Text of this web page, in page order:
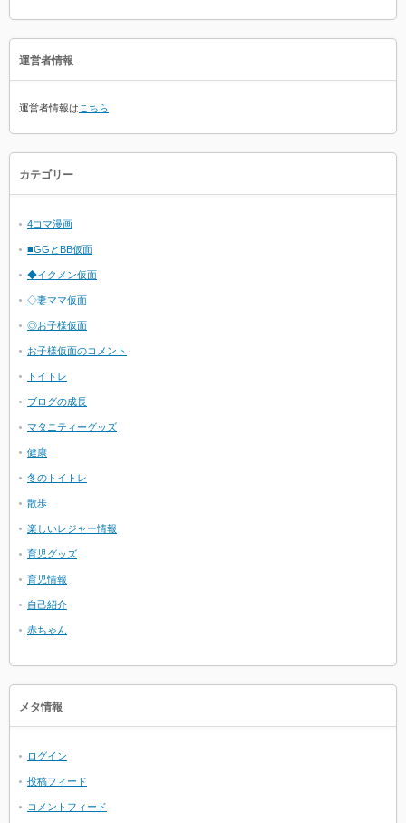
運営者情報
運営者情報は こちら
カテゴリー
4コマ漫画
■GGとBB仮面
◆イクメン仮面
◇妻ママ仮面
◎お子様仮面
お子様仮面のコメント
トイトレ
ブログの成長
マタニティーグッズ
健康
冬のトイトレ
散歩
楽しいレジャー情報
育児グッズ
育児情報
自己紹介
赤ちゃん
メタ情報
ログイン
投稿フィード
コメントフィード